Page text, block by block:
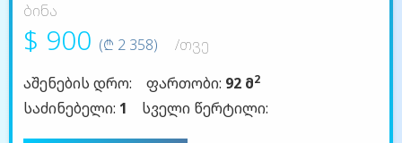
ბინა
$ 900 (₾ 2 358)
/თვე
აშენების დრო:
ფართობი: 92 მ2
საძინებელი: 1 სველი წერტილი: